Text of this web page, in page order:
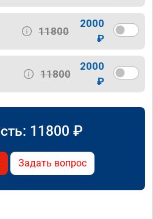
11800
2000
₽
11800
2000
₽
11800 ₽
Задать вопрос